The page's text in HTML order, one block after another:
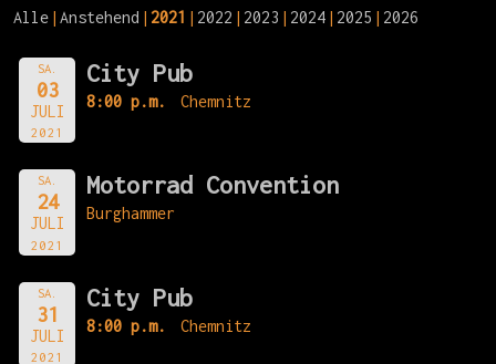
Alle Anstehend 2021 2022 2023 2024 2025 2026
SA.
03
JULI
2021
City Pub
8:00 p.m. Chemnitz
SA.
24
JULI
2021
Motorrad Convention
Burghammer
SA.
31
JULI
2021
City Pub
8:00 p.m. Chemnitz